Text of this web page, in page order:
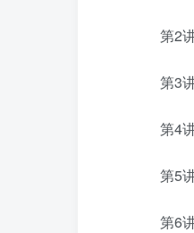
第2讲
第3讲
第4讲
第5讲
第6讲